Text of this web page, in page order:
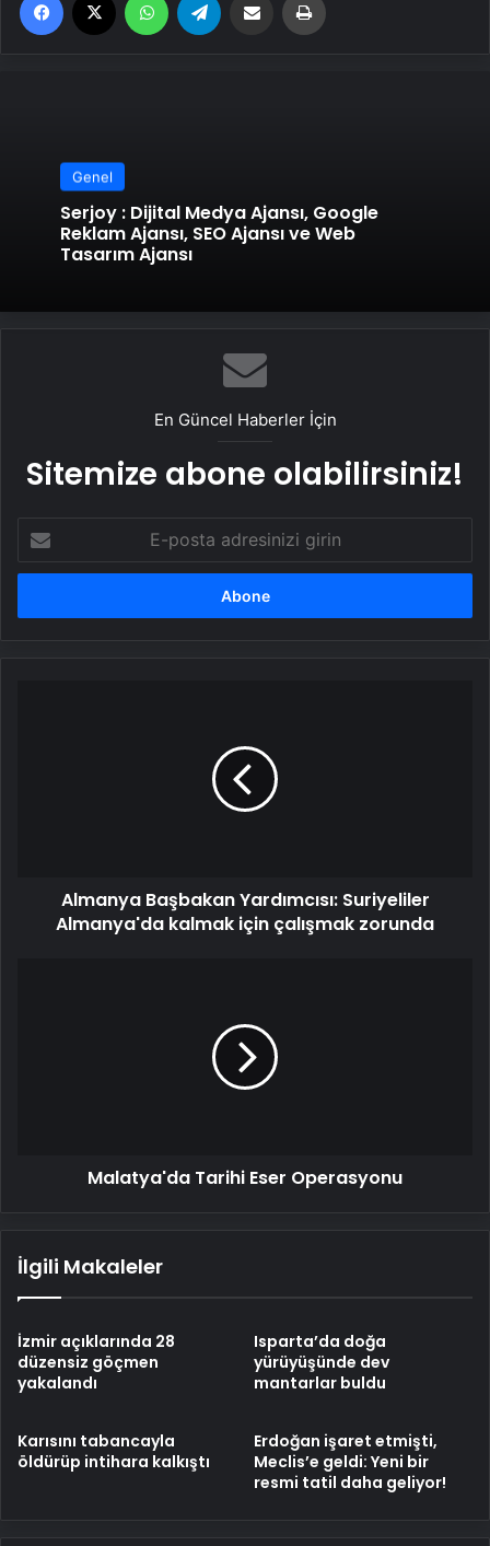
Genel
Serjoy : Dijital Medya Ajansı, Google
Reklam Ajansı, SEO Ajansı ve Web
Tasarım Ajansı
En Güncel Haberler İçin
Sitemize abone olabilirsiniz!
posta
adresinizi
Almanya Başbakan Yardımcısı: Suriyeliler
Almanya'da kalmak için çalışmak zorunda
Malatya'da Tarihi Eser Operasyonu
İlgili Makaleler
İzmir açıklarında 28
düzensiz göçmen
yakalandı
Isparta’da doğa
yürüyüşünde dev
mantarlar buldu
Karısını tabancayla
öldürüp intihara kalkıştı
Erdoğan işaret etmişti,
Meclis’e geldi: Yeni bir
resmi tatil daha geliyor!